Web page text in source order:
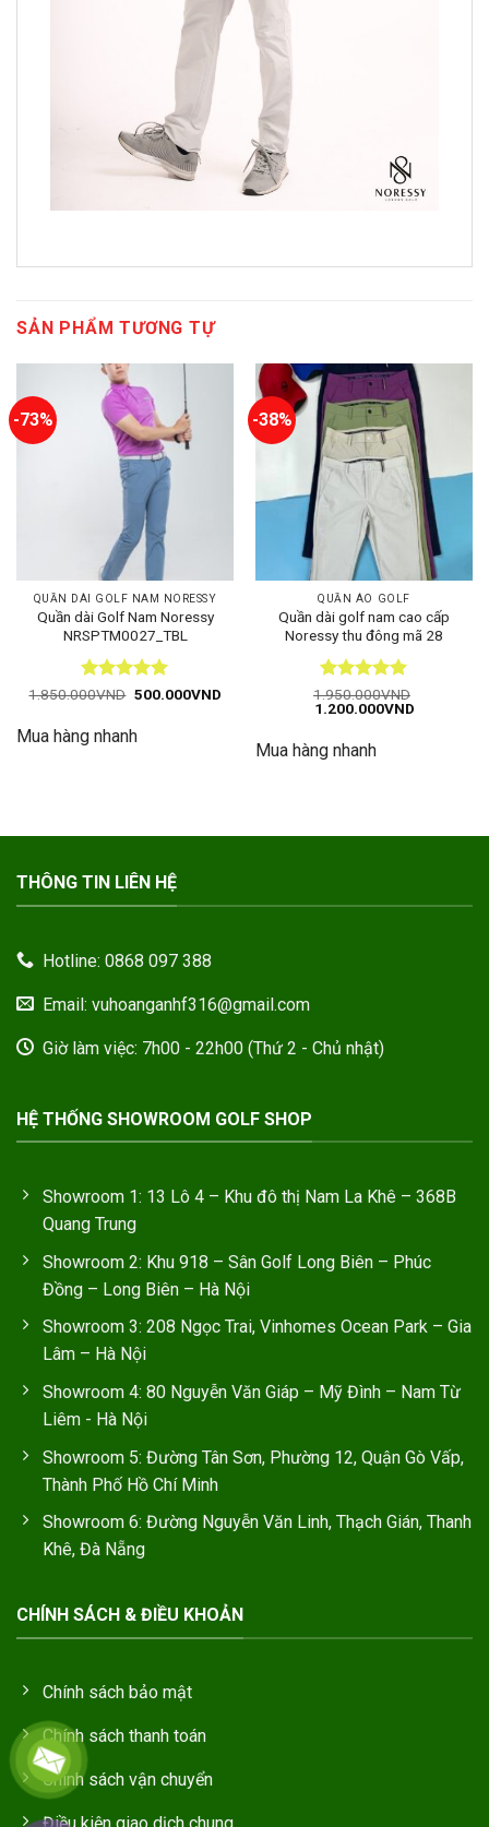
SẢN PHẨM TƯƠNG TỰ
-73%
QUẦN DÀI GOLF NAM NORESSY
Quần dài Golf Nam Noressy
NRSPTM0027_TBL
Được xếp
sao
1.850.000VND Giá
1.850.000VND.
500.000VNDGiá
500.000VND.
Mua hàng nhanh
-38%
QUẦN ÁO GOLF
Quần dài golf nam cao cấp
Noressy thu đông mã 28
Được xếp
hạng55
1.950.000VND
Giá
1.950.000VND.
1.200.000VNDGiá
Mua hàng nhanh
THÔNG TIN LIÊN HỆ
Hotline: 0868 097 388
Email: vuhoanganhf316@gmail.com
Giờ làm việc: 7h00 - 22h00 (Thứ 2 - Chủ nhật)
HỆ THỐNG SHOWROOM GOLF SHOP
Showroom 1: 13 Lô 4 – Khu đô thị Nam La Khê – 368B
Quang Trung
Showroom 2: Khu 918 – Sân Golf Long Biên – Phúc
Đồng – Long Biên – Hà Nội
Showroom 3: 208 Ngọc Trai, Vinhomes Ocean Park – Gia
Lâm – Hà Nội
Showroom 4: 80 Nguyễn Văn Giáp – Mỹ Đình – Nam Từ
Liêm - Hà Nội
Showroom 5: Đường Tân Sơn, Phường 12, Quận Gò Vấp,
Thành Phố Hồ Chí Minh
Showroom 6: Đường Nguyễn Văn Linh, Thạch Gián, Thanh
Khê, Đà Nẵng
CHÍNH SÁCH & ĐIỀU KHOẢN
Chính sách bảo mật
Chính sách thanh toán
Chính sách vận chuyển